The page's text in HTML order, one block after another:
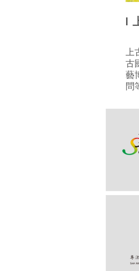
I
古
藝
問